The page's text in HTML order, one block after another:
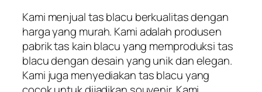
Kami menjual tas blacu berkualitas dengan
harga yang murah. Kami adalah produsen
pabrik tas kain blacu yang memproduksi tas
blacu dengan desain yang unik dan elegan.
Kami juga menyediakan tas blacu yang